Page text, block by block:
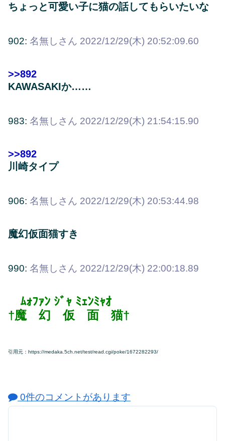
ちょっと可愛い子に猫の話してもらいたいな
902: 名無しさん 2022/12/29(木) 20:52:09.60
>>892
KAWASAKIか……
983: 名無しさん 2022/12/29(木) 21:54:15.90
>>892
川崎タイプ
906: 名無しさん 2022/12/29(木) 20:53:44.98
魔幻仮面猫すき
990: 名無しさん 2022/12/29(木) 22:00:18.89
ﾑｫﾌｧﾝ ｼﾞｬ ﾐｪﾝﾐｬｵ
†魔 幻 仮 面 猫†
引用元：https://medaka.5ch.net/test/read.cgi/poke/1672282293/
0件のコメントがあります